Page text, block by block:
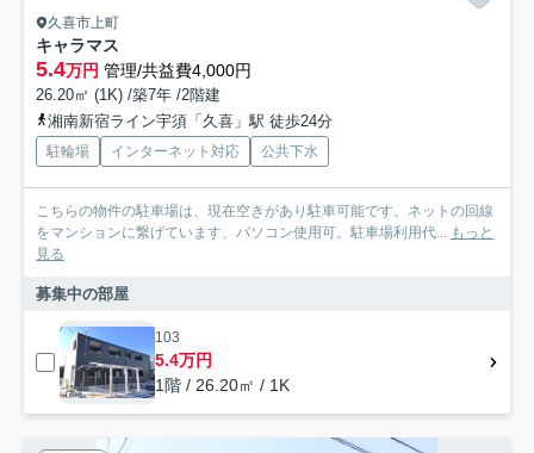
久喜市上町
キャラマス
5.4万円 管理/共益費4,000円
26.20㎡ (1K) /築7年 /2階建
湘南新宿ライン宇須「久喜」駅 徒歩24分
駐輪場 インターネット対応 公共下水
こちらの物件の駐車場は、現在空きがあり駐車可能です。ネットの回線
をマンションに繋げています、パソコン使用可。駐車場利用代... もっと
見る
募集中の部屋
103
5.4万円
1階 / 26.20㎡ / 1K